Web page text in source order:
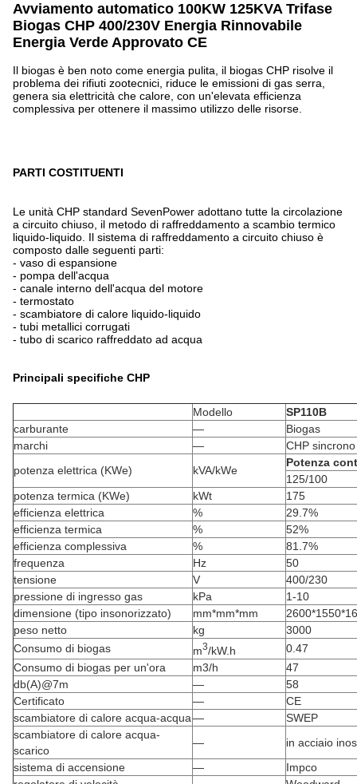
Avviamento automatico 100KW 125KVA Trifase
Biogas CHP 400/230V Energia Rinnovabile
Energia Verde Approvato CE
Il biogas è ben noto come energia pulita, il biogas CHP risolve il
problema dei rifiuti zootecnici, riduce le emissioni di gas serra,
genera sia elettricità che calore, con un'elevata efficienza
complessiva per ottenere il massimo utilizzo delle risorse.
PARTI COSTITUENTI
Le unità CHP standard SevenPower adottano tutte la circolazione
a circuito chiuso, il metodo di raffreddamento a scambio termico
liquido-liquido. Il sistema di raffreddamento a circuito chiuso è
composto dalle seguenti parti:
- vaso di espansione
- pompa dell'acqua
- canale interno dell'acqua del motore
- termostato
- scambiatore di calore liquido-liquido
- tubi metallici corrugati
- tubo di scarico raffreddato ad acqua
Principali specifiche CHP
Modello
SP110B
carburante
—
Biogas
marchi
—
CHP sincrono
potenza elettrica (KWe)
kVA/kWe
Potenza
125/100
potenza termica (KWe)
kWt
175
efficienza elettrica
%
29.7%
efficienza termica
%
52%
efficienza complessiva
%
81.7%
frequenza
Hz
50
tensione
V
400/230
pressione di ingresso gas
kPa
1-10
dimensione (tipo insonorizzato)
mm*mm*mm
peso netto
kg
3000
Consumo di biogas
m3/kW.h
0.47
Consumo di biogas per un'ora
m3/h
47
db(A)@7m
—
58
Certificato
—
CE
scambiatore di calore acqua-acqua—
SWEP
scambiatore di calore acqua-
scarico
—
in acciaio
sistema di accensione
—
Impco